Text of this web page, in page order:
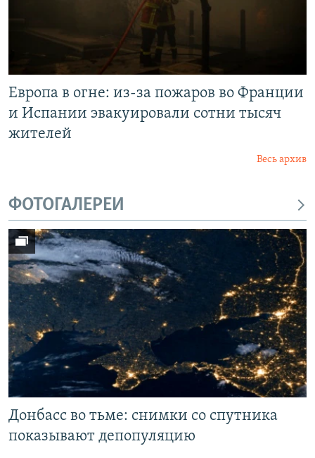
Европа в огне: из-за пожаров во Франции
и Испании эвакуировали сотни тысяч
жителей
Весь архив
ФОТОГАЛЕРЕИ
Донбасс во тьме: снимки со спутника
показывают депопуляцию